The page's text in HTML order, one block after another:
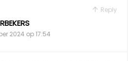
Reply
2024 op 17:54